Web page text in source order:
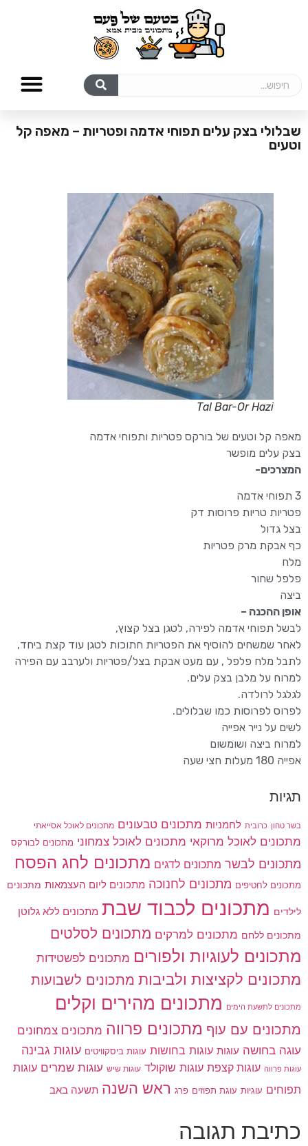
שבלולי בצק עלים תפוחי אדמה ופטריות – מאפה קל
וטעים
Tal Bar-Or Hazi
מאפה קל וטעים של בורקס פטריות ותפוחי אדמה
בצק עלים מופשר
המצרכים-
3 תפוחי אדמה
פטריות טריות פרוסות דק
בצל גדול
כף אבקת מרק פטריות
מלח
פלפל שחור
ביצה
אופן ההכנה –
לבשל תפוחי אדמה לפירה, לטגן בצל קצוץ,
לאחר שמשחים להוסיף את הפטריות חתוכות לטגן עוד קצת ביחד,
לתבל מלח פלפל , עם מעט אבקת בצל/פטריות ולערבב עם הפירה
למרוח על מלבן בצק עלים.
לגלגל לרולדה.
לפרוס לפרוסות כמו שבלולים.
לשים על נייר אפייה
למרוח ביצה ושומשום
אפייה 180 מעלות חצי שעה
תגיות
בשר טחון כרובית לחמניות מתכונים טבעונים מתכונים לאוכל אסייאתי
מתכונים לאוכל מרוקאי מתכונים לאוכל צמחוני מתכונים לבורקס
מתכונים לבשר מתכונים לדגים מתכונים לחג הפסח
מתכונים לחטיפים מתכונים לחנוכה מתכונים ליום העצמאות מתכונים
לילדים מתכונים לכבוד שבת מתכונים ללא גלוטן
מתכונים ללחם מתכונים למרקים מתכונים לסלטים
מתכונים לעוגיות ולפורים מתכונים לפשטידות
מתכונים לקציצות ולביבות מתכונים לשבועות
מתכונים לתשעת הימים מתכונים מהירים וקלים
מתכונים עם עוף מתכונים פרווה מתכונים צמחונים
עוגה בחושה עוגות עוגות בחושות עוגות ביסקוויטים עוגות גבינה
עוגות פרווה עוגות קצפת עוגות שוקולד עוגות שיש עוגות שמרים עוגות
תפוחים עוגיות עוגת תפוזים פרג ראש השנה תשעה באב
כתיבת תגובה